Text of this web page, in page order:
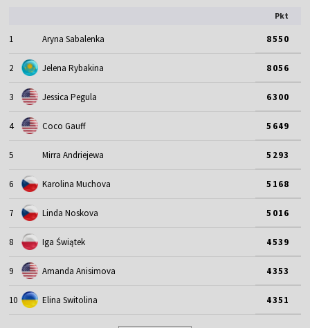
Pkt
1 Aryna Sabalenka 8550
2 Jelena Rybakina 8056
3 Jessica Pegula 6300
4 Coco Gauff 5649
5 Mirra Andriejewa 5293
6 Karolina Muchova 5168
7 Linda Noskova 5016
8 Iga Świątek 4539
9 Amanda Anisimova 4353
10 Elina Switolina 4351